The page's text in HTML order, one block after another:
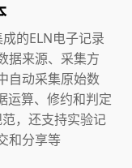
的ELN电子记录
据来源、采集方
自动采集原始数
运算、修约和判定
，还支持实验记
和分享等